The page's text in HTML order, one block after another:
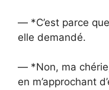
— *C’est parce
elle demandé.
— *Non, ma
en m’approchant